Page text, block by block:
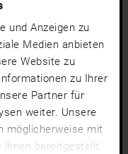
und Anzeigen zu
Medien anbieten
Website zu
zu Ihrer
Partner für
weiter. Unsere
möglicherweise mit
ihnen bereitgestellt
CO₂-Emissionen
Jahren sogar ganz
Oregon mit
zu verwenden.
zertifizierter
hatte. Während
Materialien aus
Zeichen im Sinne